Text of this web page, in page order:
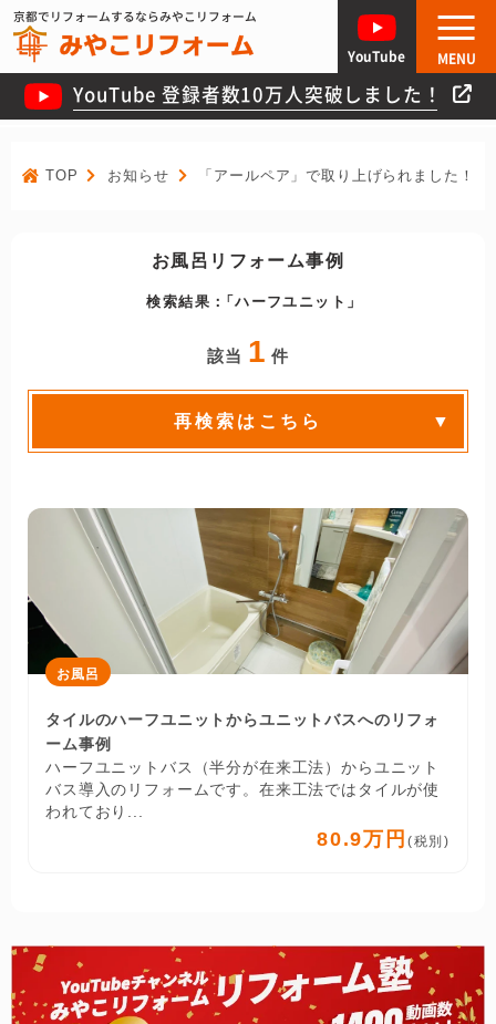
京都でリフォームするならみやこリフォーム
YouTube 登録者数10万人突破しました！
YouTube MENU
TOP お知らせ 「アールペア」で取り上げられました！
お風呂リフォーム事例
検索結果：ハーフユニット
該当 1 件
再検索はこちら
お風呂
タイルのハーフユニットからユニットバスへのリフォ
ーム事例
ハーフユニットバス（半分が在来工法）からユニット
バス導入のリフォームです。在来工法ではタイルが使
われており...
80.9万円 (税別)